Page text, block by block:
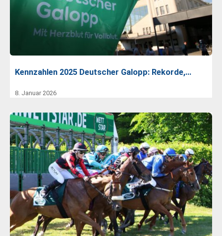
Kennzahlen 2025 Deutscher Galopp: Rekorde,…
8. Januar 2026